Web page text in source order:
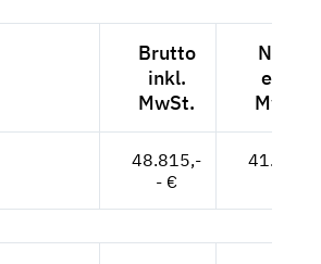
Brutto
inkl.
MwSt.
Netto
exkl.
MwSt.
48.815,-
- €
41.021,-